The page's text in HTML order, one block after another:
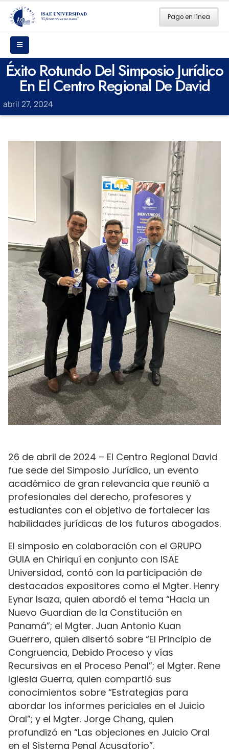
Pago en línea
Éxito Rotundo Del Simposio Jurídico
En El Centro Regional De David
abril 27, 2024
26 de abril de 2024 – El Centro Regional David
fue sede del Simposio Jurídico, un evento
académico de gran relevancia que reunió a
profesionales del derecho, profesores y
estudiantes con el objetivo de fortalecer las
habilidades jurídicas de los futuros abogados.
El simposio en colaboración con el GRUPO
GUIA en Chiriquí en conjunto con ISAE
Universidad, contó con la participación de
destacados expositores como el Mgter. Henry
Eynar Isaza, quien abordó el tema “Hacia un
Nuevo Guardian de la Constitución en
Panamá”; el Mgter. Juan Antonio Kuan
Guerrero, quien disertó sobre “El Principio de
Congruencia, Debido Proceso y vías
Recursivas en el Proceso Penal”; el Mgter. Rene
Iglesia Guerra, quien compartió sus
conocimientos sobre “Estrategias para
abordar los informes periciales en el Juicio
Oral”; y el Mgter. Jorge Chang, quien
profundizó en “Las objeciones en Juicio Oral
en el Sistema Penal Acusatorio”.